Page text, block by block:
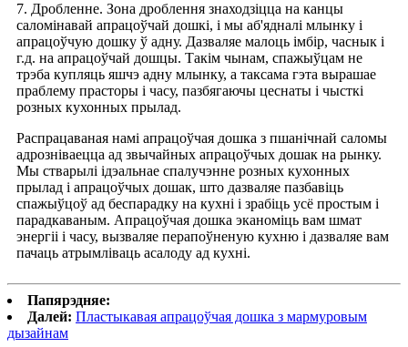
7. Дробленне. Зона дроблення знаходзіцца на канцы
саломінавай апрацоўчай дошкі, і мы аб'ядналі млынку і
апрацоўчую дошку ў адну. Дазваляе малоць імбір, часнык і
г.д. на апрацоўчай дошцы. Такім чынам, спажыўцам не
трэба купляць яшчэ адну млынку, а таксама гэта вырашае
праблему прасторы і часу, пазбягаючы цеснаты і чысткі
розных кухонных прылад.
Распрацаваная намі апрацоўчая дошка з пшанічнай саломы
адрозніваецца ад звычайных апрацоўчых дошак на рынку.
Мы стварылі ідэальнае спалучэнне розных кухонных
прылад і апрацоўчых дошак, што дазваляе пазбавіць
спажыўцоў ад беспарадку на кухні і зрабіць усё простым і
парадкаваным. Апрацоўчая дошка эканоміць вам шмат
энергіі і часу, вызваляе перапоўненую кухню і дазваляе вам
пачаць атрымліваць асалоду ад кухні.
Папярэдняе:
Далей: Пластыкавая апрацоўчая дошка з мармуровым
дызайнам